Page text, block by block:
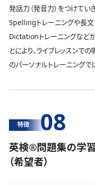
発話力（発音力）をつけてい
Spellingトレーニングや長
Dictationトレーニングなど
とにより、ライブレッスンで
のパーソナルトレーニングで
特徴 08
英検®️問題集の学
（希望者）